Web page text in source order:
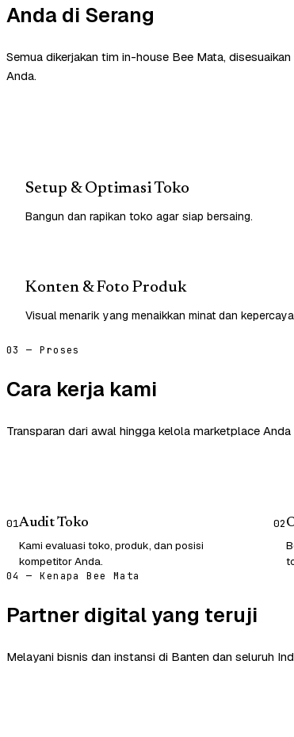
Anda di Serang
Semua dikerjakan tim in-house Bee Mata,
Anda.
Setup & Optimasi Toko
Bangun dan rapikan toko agar siap bersaing.
Konten & Foto Produk
Visual menarik yang menaikkan minat dan
03 — Proses
Cara kerja kami
Transparan dari awal hingga kelola marketplace
01Audit Toko
Kami evaluasi toko, produk, dan posisi
kompetitor Anda.
02
04 — Kenapa Bee Mata
Partner digital yang teruji
Melayani bisnis dan instansi di Banten dan seluruh